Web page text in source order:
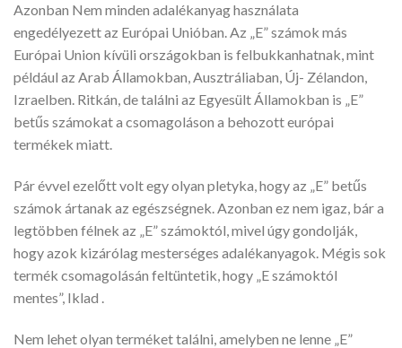
Azonban Nem minden adalékanyag használata
engedélyezett az Európai Unióban. Az „E” számok más
Európai Union kívüli országokban is felbukkanhatnak, mint
például az Arab Államokban, Ausztráliaban, Új- Zélandon,
Izraelben. Ritkán, de találni az Egyesült Államokban is „E”
betűs számokat a csomagoláson a behozott európai
termékek miatt.
Pár évvel ezelőtt volt egy olyan pletyka, hogy az „E” betűs
számok ártanak az egészségnek. Azonban ez nem igaz, bár a
legtöbben félnek az „E” számoktól, mivel úgy gondolják,
hogy azok kizárólag mesterséges adalékanyagok. Mégis sok
termék csomagolásán feltüntetik, hogy „E számoktól
mentes”, Iklad .
Nem lehet olyan terméket találni, amelyben ne lenne „E”